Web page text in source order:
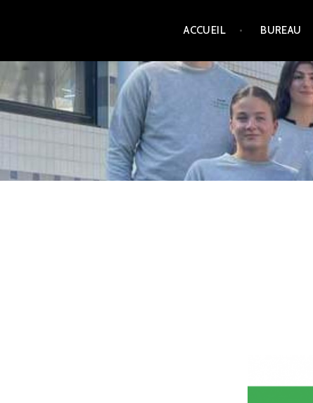
ACCUEIL BUREAU
INTERPHARMATOURS